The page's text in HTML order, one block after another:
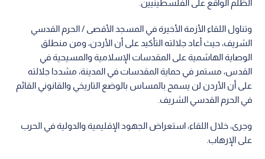
الظلم الواقع على الفلسطينيين.
وتناول اللقاء الأزمة الأخيرة في المسجد الأقصى / الحرم القدسي
الشريف، حيث أعاد جلالته التأكيد على أن الأردن، ومن منطلق
الوصاية الهاشمية على المقدسات الإسلامية والمسيحية في
القدس، مستمر في حماية المقدسات في المدينة، مشددا جلالته
على أن الأردن لن يسمح بالمساس بالوضع التاريخي والقانوني القائم
في الحرم القدسي الشريف.
وجرى، خلال اللقاء، استعراض الجهود الإقليمية والدولية في الحرب
على الإرهاب.